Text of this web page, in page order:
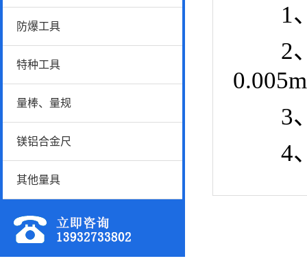
防爆工具
特种工具
量棒、量规
镁铝合金尺
其他量具
1、
2、
3、
4、